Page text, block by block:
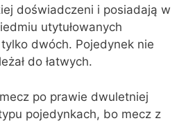
doświadczeni i posiadają w
utytułowanych
dwóch. Pojedynek nie
do łatwych.
po prawie dwuletniej
pojedynkach, bo mecz z